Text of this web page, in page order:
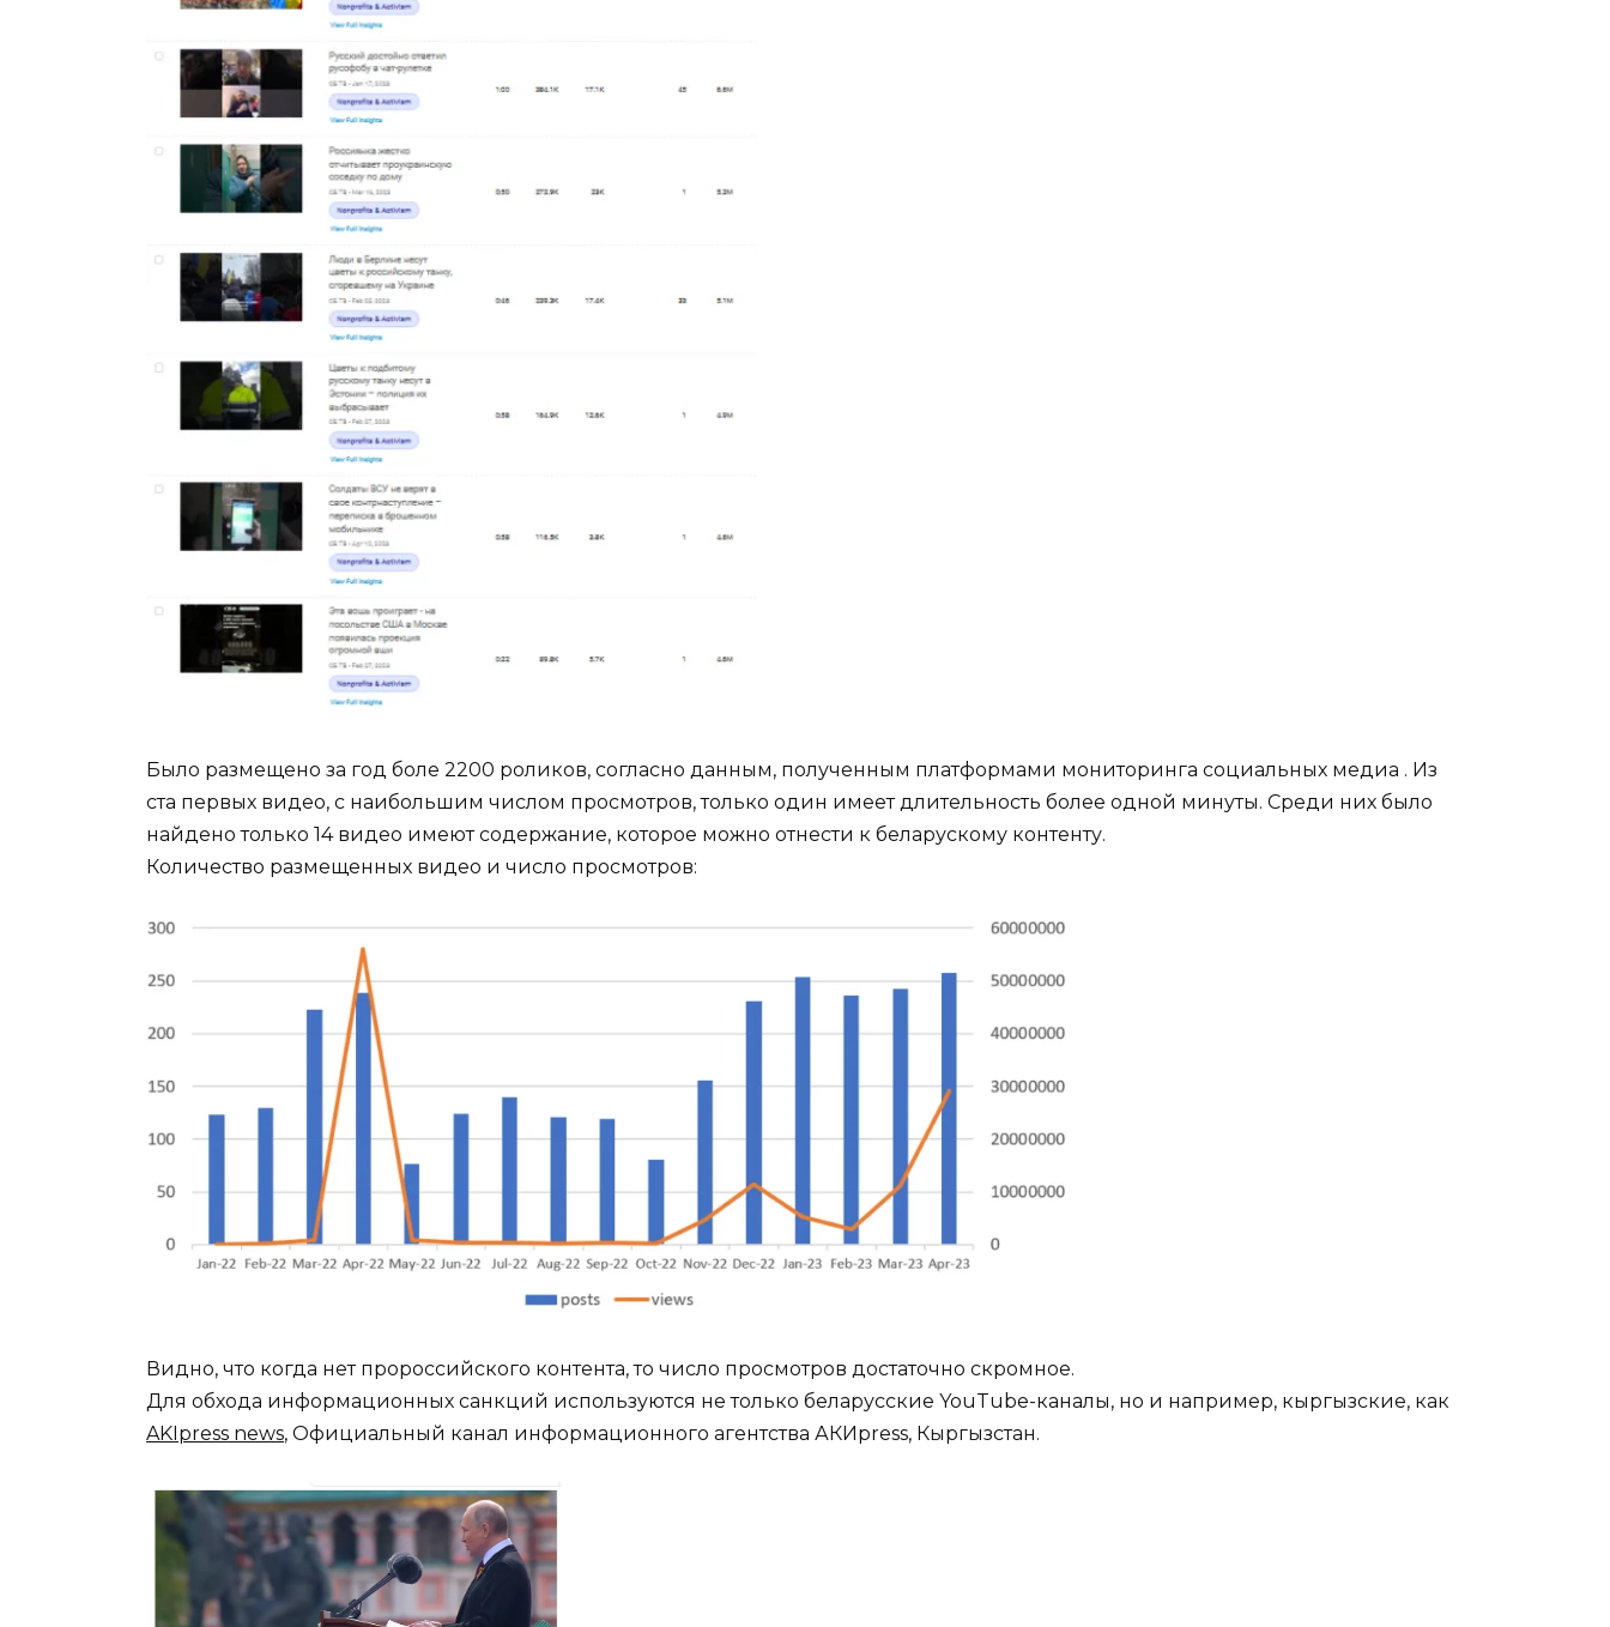
Было размещено за год боле 2200 роликов, согласно данным, полученным платформами мониторинга социальных медиа . Из
ста первых видео, с наибольшим числом просмотров, только один имеет длительность более одной минуты. Среди них было
найдено только 14 видео имеют содержание, которое можно отнести к беларускому контенту.
Количество размещенных видео и число просмотров:
Видно, что когда нет пророссийского контента, то число просмотров достаточно скромное.
Для обхода информационных санкций используются не только беларусские YouTube-каналы, но и например, кыргызские, как
AKIpress news, Официальный канал информационного агентства АКИpress, Кыргызстан.